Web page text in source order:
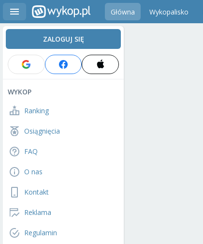
Główna Wykopalisko
ZALOGUJ SIĘ
WYKOP
Ranking
Osiągnięcia
FAQ
O nas
Kontakt
Reklama
Regulamin